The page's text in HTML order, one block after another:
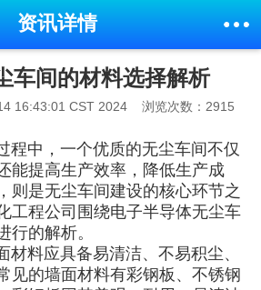
资讯详情
车间的材料选择解析
16:43:01 CST 2024 浏览次数：2915
中，一个优质的无尘车间不仅
能提高生产效率，降低生产成
则是无尘车间建设的核心环节之
工程公司 围绕电子半导体无尘车
行的解析。
材料应具备易清洁、不易积尘、
见的墙面材料有彩钢板、不锈钢